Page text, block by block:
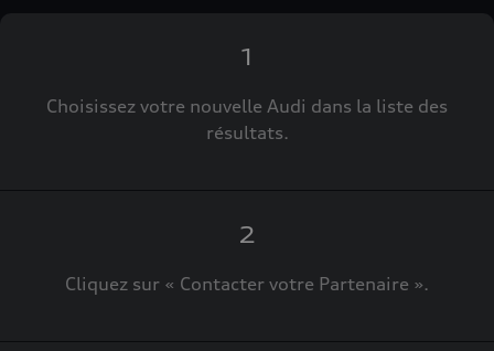
1
Choisissez votre nouvelle Audi dans la liste des
résultats.
2
Cliquez sur « Contacter votre Partenaire ».